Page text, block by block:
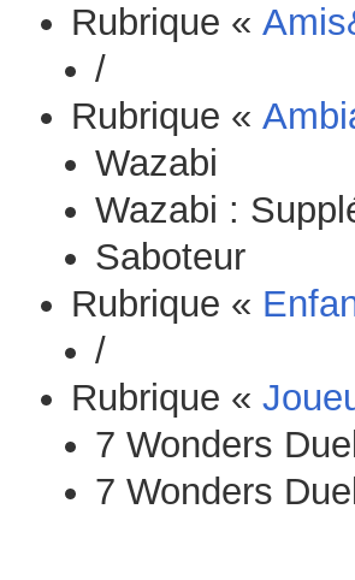
Rubrique «
/
Rubrique «
Wazabi
Wazabi :
Saboteur
Rubrique «
/
Rubrique «
7 Wonders
7 Wonders